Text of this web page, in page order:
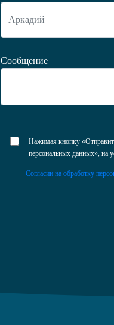
Сообщение
Нажимая кнопку
персональных данных», на
Согласии на обработку